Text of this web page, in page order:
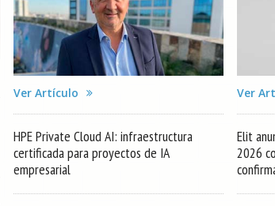
Ver Artículo
HPE Private Cloud AI: infraestructura
certificada para proyectos de IA
empresarial
Ver
Elit
2026